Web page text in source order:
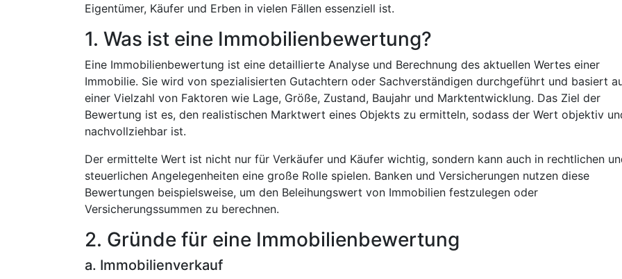
Eigentümer, Käufer und Erben in vielen Fällen essenziell ist.
1. Was ist eine Immobilienbewertung?
Eine Immobilienbewertung ist eine detaillierte Analyse und Berechnung des aktuellen Wertes einer
Immobilie. Sie wird von spezialisierten Gutachtern oder Sachverständigen durchgeführt und basiert
einer Vielzahl von Faktoren wie Lage, Größe, Zustand, Baujahr und Marktentwicklung. Das Ziel der
Bewertung ist es, den realistischen Marktwert eines Objekts zu ermitteln, sodass der Wert objektiv
nachvollziehbar ist.
Der ermittelte Wert ist nicht nur für Verkäufer und Käufer wichtig, sondern kann auch in rechtlichen
steuerlichen Angelegenheiten eine große Rolle spielen. Banken und Versicherungen nutzen diese
Bewertungen beispielsweise, um den Beleihungswert von Immobilien festzulegen oder
Versicherungssummen zu berechnen.
2. Gründe für eine Immobilienbewertung
a. Immobilienverkauf